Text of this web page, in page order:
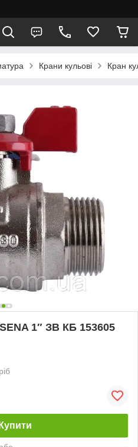
Крани кульові Кран
1″ ЗВ КБ 153605
Купити